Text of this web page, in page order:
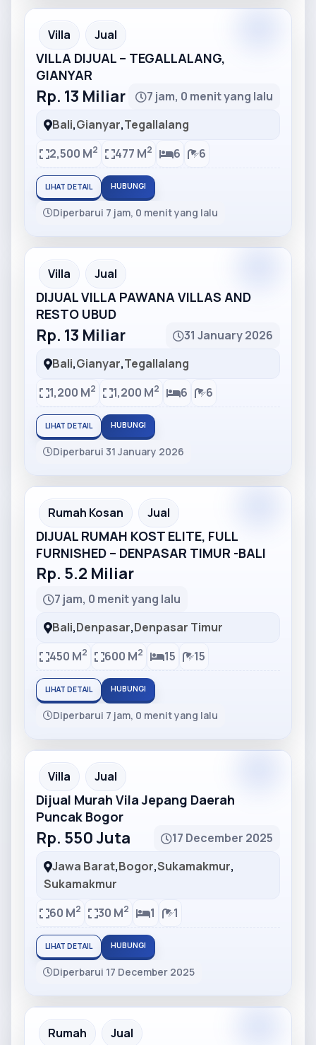
Partner Ad
Villa Jual
VILLA DIJUAL – TEGALLALANG,
GIANYAR
Rp. 13 Miliar
7 jam, 0 menit yang lalu
Bali,Gianyar,Tegallalang
2,500 M2 477 M2 6 6
LIHAT DETAIL HUBUNGI
Diperbarui 7 jam, 0 menit yang lalu
Partner Ad
Villa Jual
DIJUAL VILLA PAWANA VILLAS AND
RESTO UBUD
Rp. 13 Miliar
31 January 2026
Bali,Gianyar,Tegallalang
1,200 M2 1,200 M2 6 6
LIHAT DETAIL HUBUNGI
Diperbarui 31 January 2026
Partner Ad
Rumah Kosan Jual
DIJUAL RUMAH KOST ELITE, FULL
FURNISHED – DENPASAR TIMUR -BALI
Rp. 5.2 Miliar
7 jam, 0 menit yang lalu
Bali,Denpasar,Denpasar Timur
450 M2 600 M2 15 15
LIHAT DETAIL HUBUNGI
Diperbarui 7 jam, 0 menit yang lalu
Partner Ad
Villa Jual
Dijual Murah Vila Jepang Daerah
Puncak Bogor
Rp. 550 Juta
17 December 2025
Jawa Barat,Bogor,Sukamakmur,
Sukamakmur
60 M2 30 M2 1 1
LIHAT DETAIL HUBUNGI
Diperbarui 17 December 2025
Partner Ad
Rumah Jual